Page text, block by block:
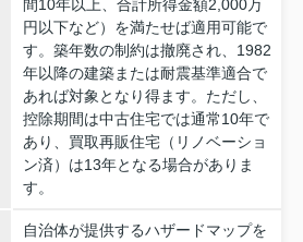
間10年以上、合計所得金額2,000万
円以下など）を満たせば適用可能で
す。築年数の制約は撤廃され、1982
年以降の建築または耐震基準適合で
あれば対象となり得ます。ただし、
控除期間は中古住宅では通常10年で
あり、買取再販住宅（リノベーショ
ン済）は13年となる場合がありま
す。
自治体が提供するハザードマップを